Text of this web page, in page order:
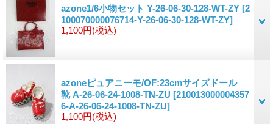
azone1/6小物セット Y-26-06-30-128-WT-ZY [2
100070000076714-Y-26-06-30-128-WT-ZY]
1,100円(税込)
azoneピュアニーモ/OF:23cmサイズドール
靴 A-26-06-24-1008-TN-ZU [210013000004357
6-A-26-06-24-1008-TN-ZU]
1,100円(税込)